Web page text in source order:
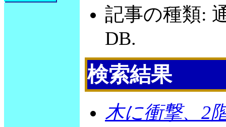
記事の種類:
DB.
検索結果
木に衝撃、2